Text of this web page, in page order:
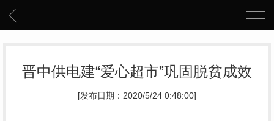
晋中供电建“爱心超市”巩固脱贫成效
[发布日期：2020/5/24 0:48:00]